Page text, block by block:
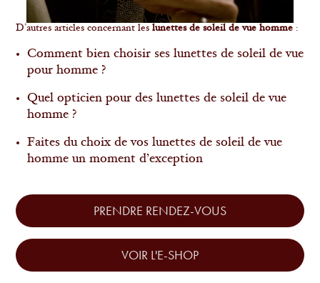
D’autres articles concernant leslunettes de soleil de vue homme :
Comment bien choisir seslunettes de soleil de vue
pour homme ?
Quel opticien pour deslunettes de soleil de vue
homme ?
Faites du choix de voslunettes de soleil de vue
homme un moment d’exception
PRENDRE RENDEZ-VOUS
VOIR L'E-SHOP